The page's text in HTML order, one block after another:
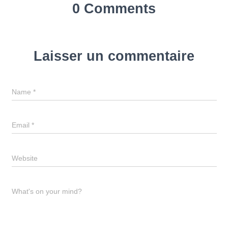
0 Comments
Laisser un commentaire
Name *
Email *
Website
What's on your mind?